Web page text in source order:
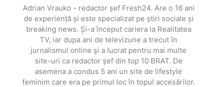
Adrian Vrauko - redactor șef Fresh24. Are o 16 ani
de experiență și este specializat pe știri sociale și
breaking news. Și-a început cariera la Realitatea
TV, iar dupa ani de televizune a trecut în
jurnalismul online și a lucrat pentru mai multe
site-uri ca redactor șef din top 10 BRAT. De
asemena a condus 5 ani un site de lifestyle
feminim care era pe primul loc în topul accesărilor.